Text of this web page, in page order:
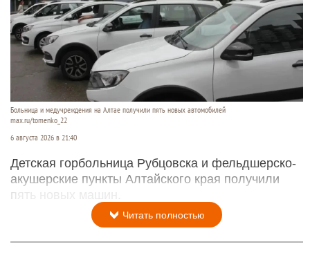
Больница и медучреждения на Алтае получили пять новых автомобилей
max.ru/tomenko_22
6 августа 2026 в 21:40
Детская горбольница Рубцовска и фельдшерско-
акушерские пункты Алтайского края получили
пять новых машин.
Читать полностью